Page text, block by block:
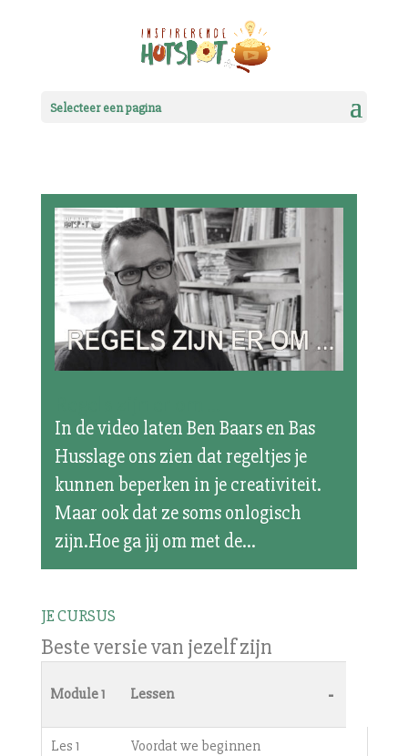
Selecteer een pagina
In de video laten Ben Baars en Bas
Husslage ons zien dat regeltjes je
kunnen beperken in je creativiteit.
Maar ook dat ze soms onlogisch
zijn.Hoe ga jij om met de...
JE CURSUS
Beste versie van jezelf zijn
Module 1 Lessen -
Les 1 Voordat we beginnen